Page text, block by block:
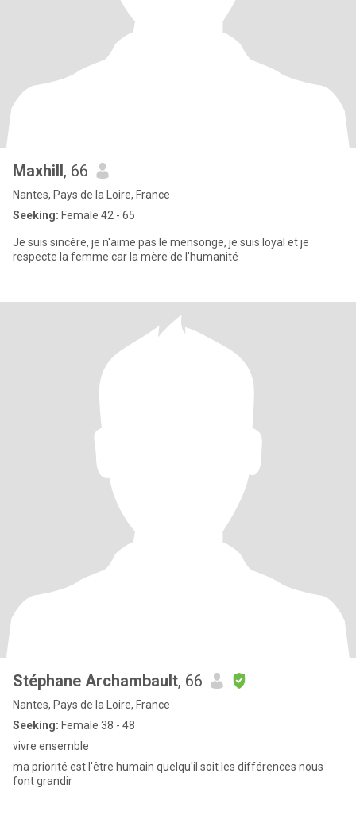
Maxhill, 66
Nantes, Pays de la Loire, France
Seeking: Female 42 - 65
Je suis sincère, je n'aime pas le mensonge, je suis loyal et je
respecte la femme car la mère de l'humanité
Stéphane Archambault, 66
Nantes, Pays de la Loire, France
Seeking: Female 38 - 48
vivre ensemble
ma priorité est l'être humain quelqu'il soit les différences nous
font grandir